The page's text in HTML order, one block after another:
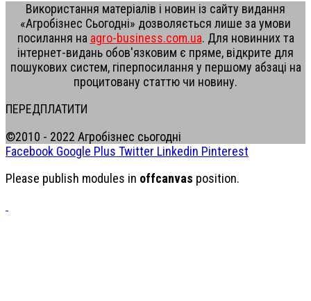
Використання матеріалів і новин із сайту видання
«Агробізнес Сьогодні» дозволяється лише за умови
посилання на agro-business.com.ua. Для новинних та
інтернет-видань обов'язковим є пряме, відкрите для
пошукових систем, гіперпосилання у першому абзаці на
процитовану статтю чи новину.
ПЕРЕДПЛАТИТИ
©2010 - 2022 Агробізнес сьогодні
Facebook Google Plus Twitter Linkedin Pinterest
Please publish modules in offcanvas position.